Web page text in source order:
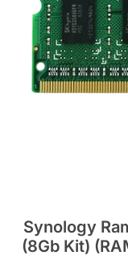
Synology
(8Gb Kit)